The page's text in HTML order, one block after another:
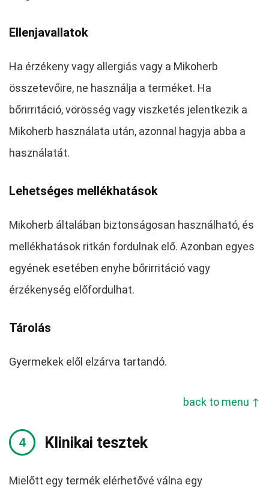
Ellenjavallatok
Ha érzékeny vagy allergiás vagy a Mikoherb
összetevőire, ne használja a terméket. Ha
bőrirritáció, vörösség vagy viszketés jelentkezik a
Mikoherb használata után, azonnal hagyja abba a
használatát.
Lehetséges mellékhatások
Mikoherb általában biztonságosan használható, és
mellékhatások ritkán fordulnak elő. Azonban egyes
egyének esetében enyhe bőrirritáció vagy
érzékenység előfordulhat.
Tárolás
Gyermekek elől elzárva tartandó.
back to menu ↑
Klinikai tesztek
Mielőtt egy termék elérhetővé válna egy